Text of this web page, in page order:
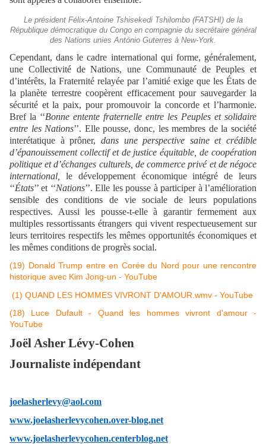
Le président Félix-Antoine Tshisekedi Tshilombo (FATSHI) de la
République démocratique du Congo en compagnie du secrétaire général
des Nations unies António Guterres à New-York.
Cependant, dans le cadre international qui forme, généralement,
une Collectivité de Nations, une Communauté de Peuples et
d’intérêts, la Fraternité relayée par l’amitié exige que les États de
la planète terrestre coopèrent efficacement pour sauvegarder la
sécurité et la paix, pour promouvoir la concorde et l’harmonie.
Bref la ‘‘Bonne entente fraternelle entre les Peuples et solidaire
entre les Nations’’. Elle pousse, donc, les membres de la société
interétatique à prôner, dans une perspective saine et crédible
d’épanouissement collectif et de justice équitable, de coopération
politique et d’échanges culturels, de commerce privé et de négoce
international,
le développement économique intégré de leurs
‘‘États’’ et ‘‘Nations’’. Elle les pousse à participer à l’amélioration
sensible des conditions de vie sociale de leurs populations
respectives. Aussi les pousse-t-elle à garantir fermement aux
multiples ressortissants étrangers qui vivent respectueusement sur
leurs territoires respectifs les mêmes opportunités économiques et
les mêmes conditions de progrès social.
(19) Donald Trump entre en Corée du Nord pour une rencontre
historique avec Kim Jong-un - YouTube
(1) QUAND LES HOMMES VIVRONT D'AMOUR.wmv - YouTube
(18) Luce Dufault - Quand les hommes vivront d'amour -
YouTube
Joël Asher Lévy-Cohen
Journaliste indépendant
joelasherlevy@aol.com
www.joelasherlevycohen.over-blog.net
www.joelasherlevycohen.centerblog.net